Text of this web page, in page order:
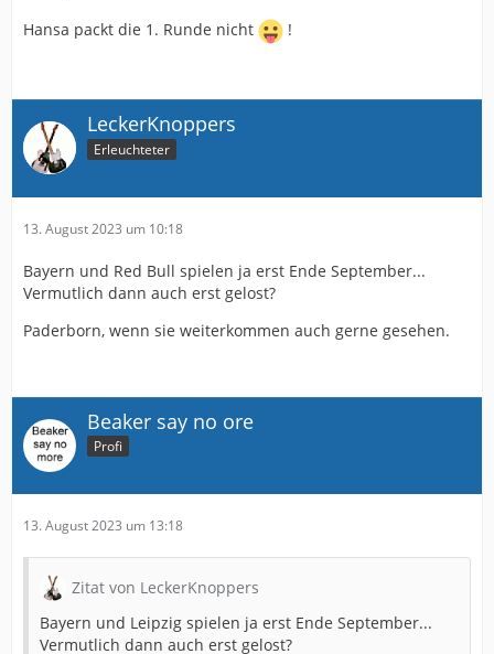
Hansa packt die 1. Runde nicht !
LeckerKnoppers
Erleuchteter
13. August 2023 um 10:18
Bayern und Red Bull spielen ja erst Ende September...
Vermutlich dann auch erst gelost?
Paderborn, wenn sie weiterkommen auch gerne gesehen.
Beaker say no ore
Profi
13. August 2023 um 13:18
Zitat von LeckerKnoppers
Bayern und Leipzig spielen ja erst Ende September...
Vermutlich dann auch erst gelost?